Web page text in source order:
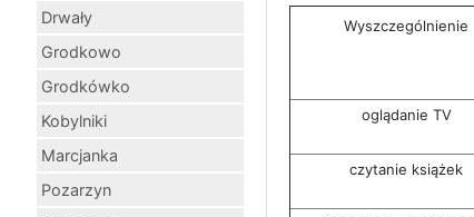
Drwały
Grodkowo
Grodkówko
Kobylniki
Marcjanka
Pozarzyn
Wyszczególnienie
oglądanie TV
czytanie książek